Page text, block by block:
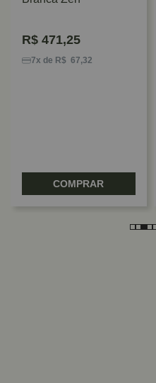
R$ 471,25
7x de R$ 67,32
COMPRAR